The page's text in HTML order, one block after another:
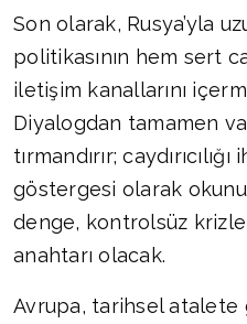
Son olarak, Rusya’yla
politikasının hem sert
iletişim kanallarını
Diyalogdan tamamen
tırmandırır;
göstergesi olarak
denge, kontrolsüz
anahtarı olacak.
Avrupa, tarihsel atalete